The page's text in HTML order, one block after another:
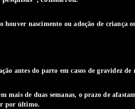
houver nascimento ou adoção de criança
antes do parto em casos de gravidez
mais de duas semanas, o prazo de
por último.